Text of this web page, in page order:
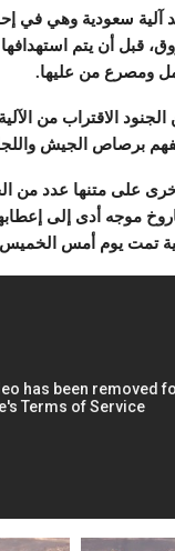
آلية سعودية وهي في
قبل أن يتم
ومصرع من عليها.
الاقتراب من
برصاص الجيش
على متنها عدد من
موجه أدى إلى
تمت يوم أمس